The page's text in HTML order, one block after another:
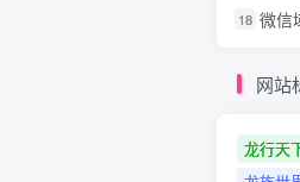
18 微信域名防
网站
龙行天